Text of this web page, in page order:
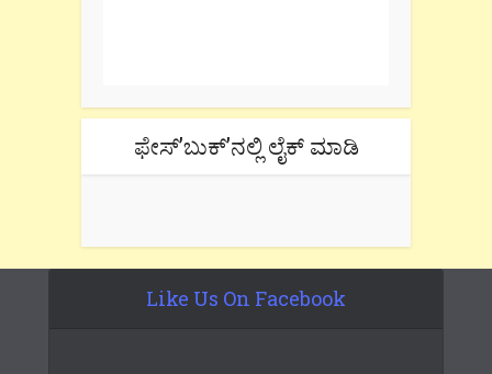
ಫೇಸ್’ಬುಕ್’ನಲ್ಲಿ ಲೈಕ್ ಮಾಡಿ
Like Us On Facebook